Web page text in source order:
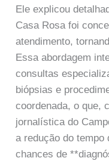
Ele explicou
Casa Rosa foi
atendimento,
Essa abordagem
consultas
biópsias e
coordenada, o que,
jornalística do
a redução do tempo
chances de